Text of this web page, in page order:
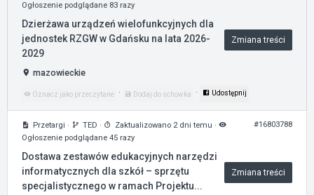
Ogłoszenie podglądane 83 razy
Dzierżawa urządzeń wielofunkcyjnych dla
jednostek RZGW w Gdańsku na lata 2026-
2029
Zmiana treści
mazowieckie
Oznacz jako przeczytane · Dodaj do schowka · Udostępnij
Przetargi · TED · Zaktualizowano 2 dni temu ·
Ogłoszenie podglądane 45 razy
#16803788
Dostawa zestawów edukacyjnych narzędzi
informatycznych dla szkół – sprzętu
specjalistycznego w ramach Projektu...
Zmiana treści